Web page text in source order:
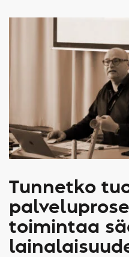
Tunnetko
toimintaa